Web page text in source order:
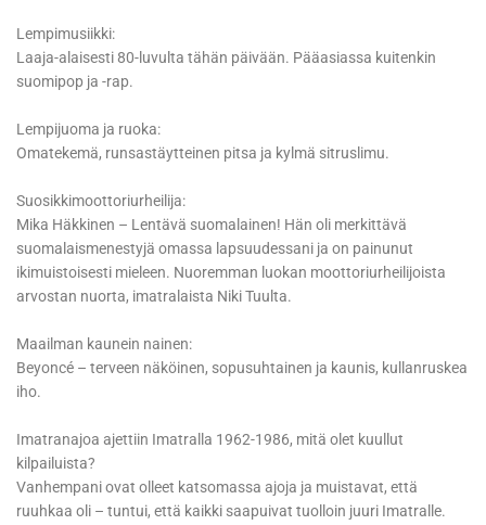
Lempimusiikki:
Laaja-alaisesti 80-luvulta tähän päivään. Pääasiassa kuitenkin
suomipop ja -rap.
Lempijuoma ja ruoka:
Omatekemä, runsastäytteinen pitsa ja kylmä sitruslimu.
Suosikkimoottoriurheilija:
Mika Häkkinen – Lentävä suomalainen! Hän oli merkittävä
suomalaismenestyjä omassa lapsuudessani ja on painunut
ikimuistoisesti mieleen. Nuoremman luokan moottoriurheilijoista
arvostan nuorta, imatralaista Niki Tuulta.
Maailman kaunein nainen:
Beyoncé – terveen näköinen, sopusuhtainen ja kaunis, kullanruskea
iho.
Imatranajoa ajettiin Imatralla 1962-1986, mitä olet kuullut
kilpailuista?
Vanhempani ovat olleet katsomassa ajoja ja muistavat, että
ruuhkaa oli – tuntui, että kaikki saapuivat tuolloin juuri Imatralle.